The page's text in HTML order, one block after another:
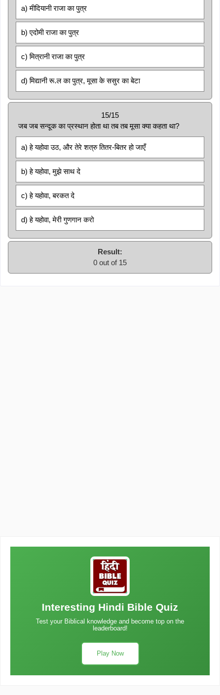
a) मीदियानी राजा का पुत्र
b) एदोमी राजा का पुत्र
c) मित्रानी राजा का पुत्र
d) मिद्यानी रू.ल का पुत्र, मूसा के ससुर का बेटा
15/15
जब जब सन्दूक का प्रस्थान होता था तब तब मूसा क्या कहता था?
a) हे यहोवा उठ, और तेरे शत्रु तितर-बितर हो जाएँ
b) हे यहोवा, मुझे साथ दे
c) हे यहोवा, बरकत दे
d) हे यहोवा, मेरी गुणगान करो
Result:
0 out of 15
Interesting Hindi Bible Quiz
Test your Biblical knowledge and become top on the
leaderboard!
Play Now